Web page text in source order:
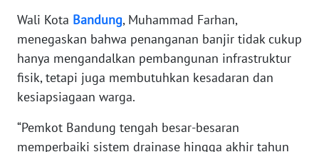
Wali Kota Bandung, Muhammad Farhan,
menegaskan bahwa penanganan banjir tidak cukup
hanya mengandalkan pembangunan infrastruktur
fisik, tetapi juga membutuhkan kesadaran dan
kesiapsiagaan warga.
“Pemkot Bandung tengah besar-besaran
memperbaiki sistem drainase hingga akhir tahun
DISCLAIMER
Wahana